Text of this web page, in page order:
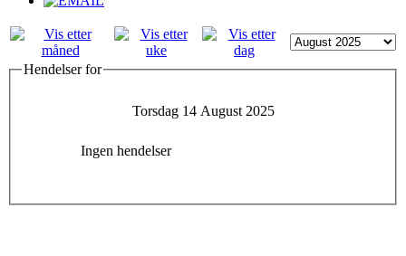
Hendelser for
Torsdag 14 August 2025
Ingen hendelser